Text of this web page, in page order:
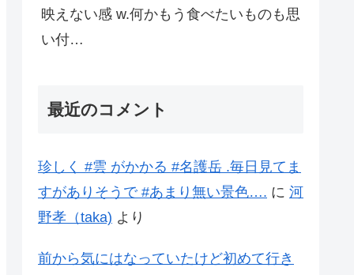
映えない感 w.何かもう食べたいものも思
い付…
最近のコメント
珍しく #雲 がかかる #名護岳 .毎日見てま
すがありそうで #あまり無い景色…. に 河
野孝（taka) より
前から気にはなっていたけど初めて行き